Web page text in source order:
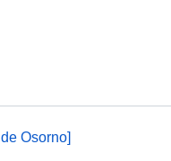
Osorno]